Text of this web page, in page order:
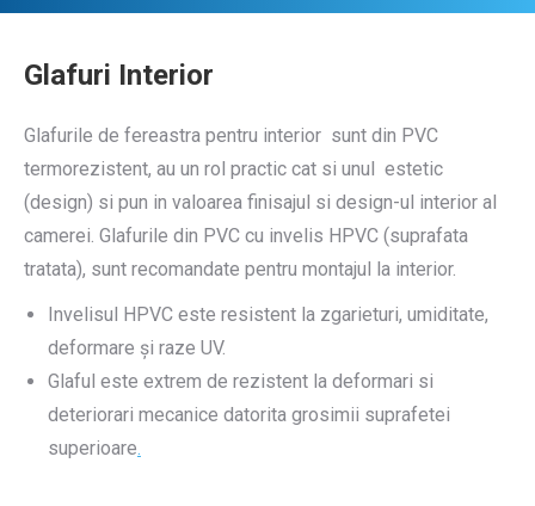
Glafuri Interior
Glafurile de fereastra pentru interior sunt din PVC
termorezistent, au un rol practic cat si unul estetic
(design) si pun in valoarea finisajul si design-ul interior al
camerei. Glafurile din PVC cu invelis HPVC (suprafata
tratata), sunt recomandate pentru montajul la interior.
Invelisul HPVC este resistent la zgarieturi, umiditate,
deformare și raze UV.
Glaful este extrem de rezistent la deformari si
deteriorari mecanice datorita grosimii suprafetei
superioare.